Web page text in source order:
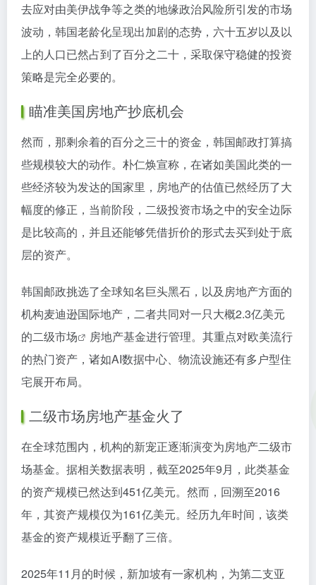
去应对由美伊战争等之类的地缘政治风险所引发的市场
波动，韩国老龄化呈现出加剧的态势，六十五岁以及以
上的人口已然占到了百分之二十，采取保守稳健的投资
策略是完全必要的。
瞄准美国房地产抄底机会
然而，那剩余着的百分之三十的资金，韩国邮政打算搞
些规模较大的动作。朴仁焕宣称，在诸如美国此类的一
些经济较为发达的国家里，房地产的估值已然经历了大
幅度的修正，当前阶段，二级投资市场之中的安全边际
是比较高的，并且还能够凭借折价的形式去买到处于底
层的资产。
韩国邮政挑选了全球知名巨头黑石，以及房地产方面的
机构麦迪逊国际地产，二者共同对一只大概2.3亿美元
的二级市场
房地产基金进行管理。其重点对欧美流行
的热门资产，诸如AI数据中心、物流设施还有多户型住
宅展开布局。
二级市场房地产基金火了
在全球范围内，机构的新宠正逐渐演变为房地产二级市
场基金。据相关数据表明，截至2025年9月，此类基金
的资产规模已然达到451亿美元。然而，回溯至2016
年，其资产规模仅为161亿美元。经历九年时间，该类
基金的资产规模近乎翻了三倍。
2025年11月的时候，新加坡有一家机构，为第二支亚